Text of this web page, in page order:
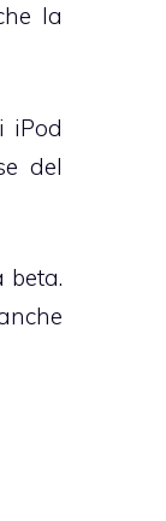
la
iPod
del
beta.